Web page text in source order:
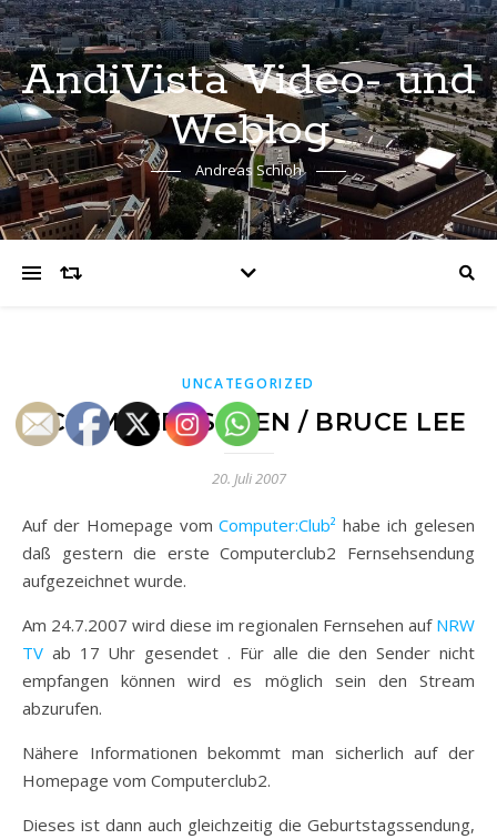
AndiVista Video- und
Weblog
Andreas Schloh
UNCATEGORIZED
CC2 IM FERNSEHEN / BRUCE LEE
20. Juli 2007
Auf der Homepage vomComputer:Club² habe ich gelesen
daß gestern die erste Computerclub2 Fernsehsendung
aufgezeichnet wurde.
Am 24.7.2007 wird diese im regionalen Fernsehen auf NRW
TV ab 17 Uhr gesendet . Für alle die den Sender nicht
empfangen können wird es möglich sein den Stream
abzurufen.
Nähere Informationen bekommt man sicherlich auf der
Homepage vom Computerclub2.
Dieses ist dann auch gleichzeitig die Geburtstagssendung,